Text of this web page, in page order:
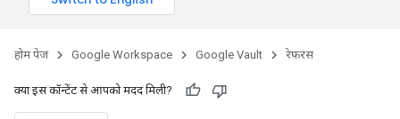
होम पेज Google Workspace Google Vault रेफ़रंस
क्या इस कॉन्टेंट से आपको मदद मिली?